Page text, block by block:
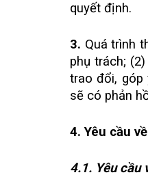
quyết định.
3. Quá trình
phụ trách;
trao đổi, góp
sẽ có phản
4. Yêu cầu
4.1. Yêu cầu